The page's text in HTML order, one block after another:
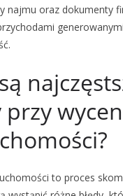
najmu oraz dokumenty
przy
to proces